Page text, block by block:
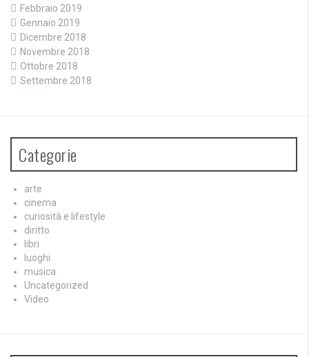
Febbraio 2019
Gennaio 2019
Dicembre 2018
Novembre 2018
Ottobre 2018
Settembre 2018
Categorie
arte
cinema
curiosità e lifestyle
diritto
libri
luoghi
musica
Uncategorized
Video